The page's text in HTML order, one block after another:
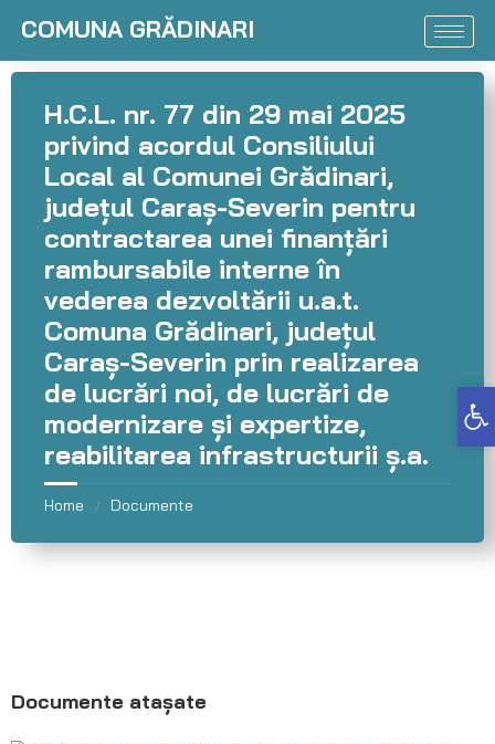
Deschide bara de unelte
COMUNA GRĂDINARI
H.C.L. nr. 77 din 29 mai 2025
privind acordul Consiliului
Local al Comunei Grădinari,
județul Caraș-Severin pentru
contractarea unei finanțări
rambursabile interne în
vederea dezvoltării u.a.t.
Comuna Grădinari, județul
Caraș-Severin prin realizarea
de lucrări noi, de lucrări de
modernizare și expertize,
reabilitarea infrastructurii ș.a.
Home / Documente